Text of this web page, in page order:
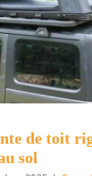
de toit
sol